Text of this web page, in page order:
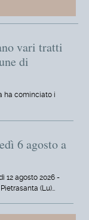
vari tratti
di
ha cominciato i
6 agosto a
12 agosto 2026 -
(Lu)…